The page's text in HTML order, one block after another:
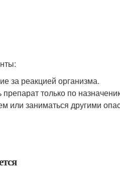
за реакцией организма.
только по
или заниматься другими